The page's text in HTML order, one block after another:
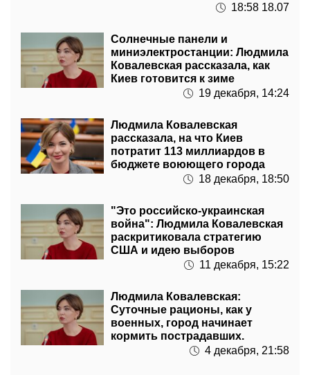
18:58 18.07
Солнечные панели и
миниэлектростанции: Людмила
Ковалевская рассказала, как
Киев готовится к зиме
19 декабря, 14:24
Людмила Ковалевская
рассказала, на что Киев
потратит 113 миллиардов в
бюджете воюющего города
18 декабря, 18:50
"Это российско-украинская
война": Людмила Ковалевская
раскритиковала стратегию
США и идею выборов
11 декабря, 15:22
Людмила Ковалевская:
Суточные рационы, как у
военных, город начинает
кормить пострадавших.
4 декабря, 21:58